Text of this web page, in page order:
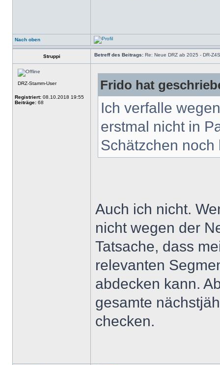
Nach oben
Struppi Betreff des Beitrags: Re: Neue DRZ ab 2025 - DR-
DRZ-Stamm-User
Registriert: 08.10.2018 19:55
Beiträge: 68
Frido hat
Ich verfalle
erstmal nicht in
Schätzchen noch
Auch ich nicht.
nicht wegen der
Tatsache, dass
relevanten
abdecken kann.
gesamte
checken.